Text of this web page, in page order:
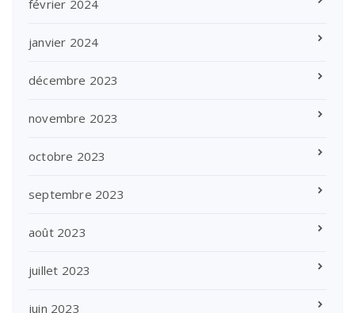
février 2024
janvier 2024
décembre 2023
novembre 2023
octobre 2023
septembre 2023
août 2023
juillet 2023
juin 2023